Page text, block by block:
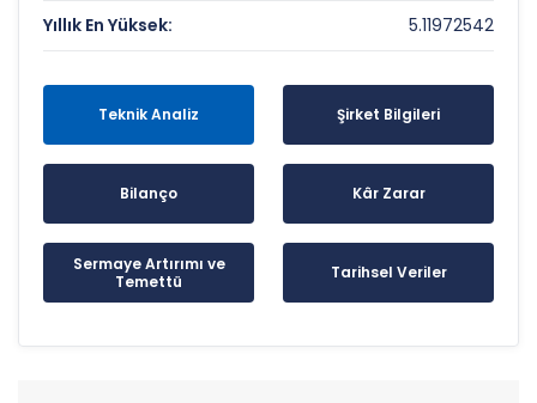
Yıllık En Yüksek: 5.11972542
Teknik Analiz Şirket Bilgileri
Bilanço Kâr Zarar
Sermaye Artırımı ve
Temettü
Tarihsel Veriler